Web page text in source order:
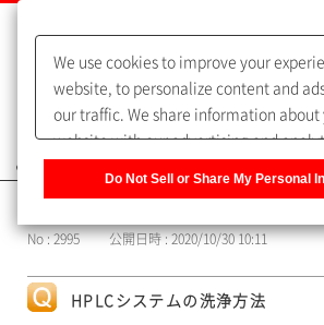
よくあるご質問（FAQ）
No : 2995 公開日時 : 2020/10/30 10:11
HPLCシステムの洗浄方法
We use cookies to improve your
website, to personalize content and
our traffic. We share information about
website with our advertising and
of our sharing information about you
Information] to customize your cookie
Do Not Sell or Share My Personal